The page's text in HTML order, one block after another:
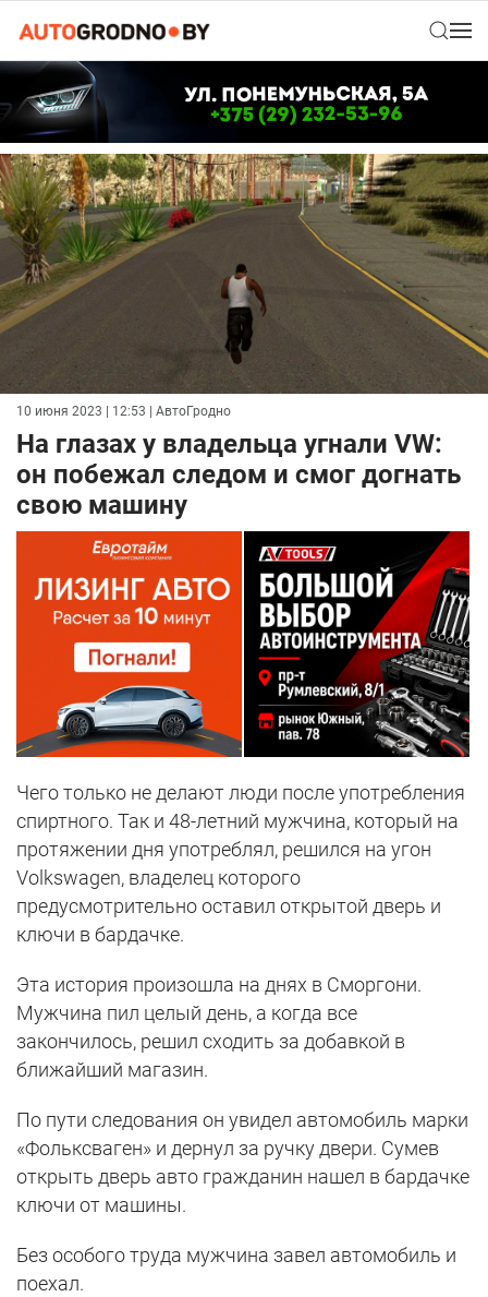
10 июня 2023 | 12:53 | АвтоГродно
На глазах у владельца угнали VW:
он побежал следом и смог догнать
свою машину
Чего только не делают люди после употребления
спиртного. Так и 48-летний мужчина, который на
протяжении дня употреблял, решился на угон
Volkswagen, владелец которого
предусмотрительно оставил открытой дверь и
ключи в бардачке.
Эта история произошла на днях в Сморгони.
Мужчина пил целый день, а когда все
закончилось, решил сходить за добавкой в
ближайший магазин.
По пути следования он увидел автомобиль марки
«Фольксваген» и дернул за ручку двери. Сумев
открыть дверь авто гражданин нашел в бардачке
ключи от машины.
Без особого труда мужчина завел автомобиль и
поехал.